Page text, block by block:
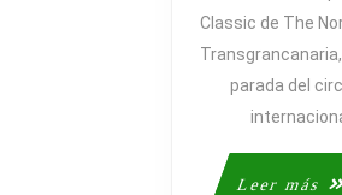
Classic de The
parada del
Leer más